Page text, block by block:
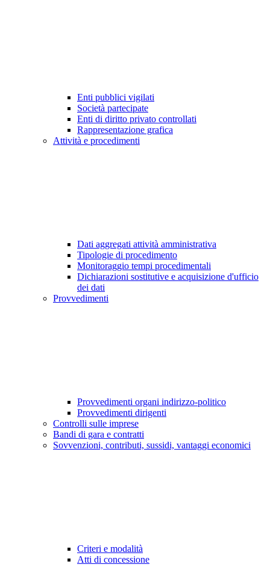
Enti pubblici vigilati
Società partecipate
Enti di diritto privato controllati
Rappresentazione grafica
Attività e procedimenti
Dati aggregati attività amministrativa
Tipologie di procedimento
Monitoraggio tempi procedimentali
Dichiarazioni sostitutive e acquisizione d'ufficio
dei dati
Provvedimenti
Provvedimenti organi indirizzo-politico
Provvedimenti dirigenti
Controlli sulle imprese
Bandi di gara e contratti
Sovvenzioni, contributi, sussidi, vantaggi economici
Criteri e modalità
Atti di concessione